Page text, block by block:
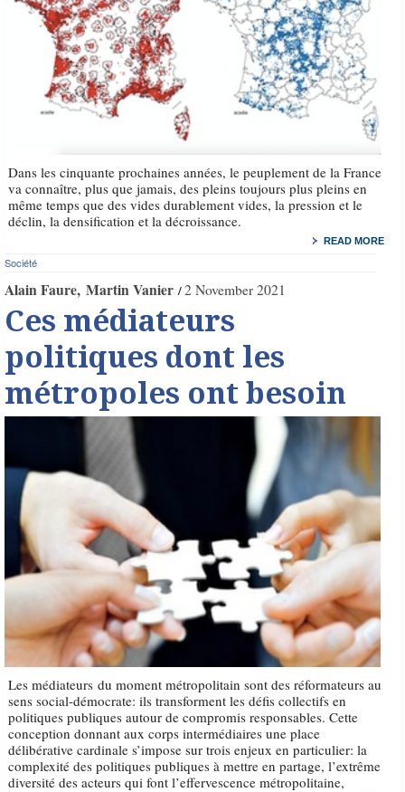
Dans les cinquante prochaines années, le peuplement de la France
va connaître, plus que jamais, des pleins toujours plus pleins en
même temps que des vides durablement vides, la pression et le
déclin, la densification et la décroissance.
READ MORE
Société
Alain Faure Martin Vanier 2 November 2021
Ces médiateurs
politiques dont les
métropoles ont besoin
Les médiateurs du moment métropolitain sont des réformateurs au
sens social-démocrate: ils transforment les défis collectifs en
politiques publiques autour de compromis responsables. Cette
conception donnant aux corps intermédiaires une place
délibérative cardinale s’impose sur trois enjeux en particulier: la
complexité des politiques publiques à mettre en partage, l’extrême
diversité des acteurs qui font l’effervescence métropolitaine,